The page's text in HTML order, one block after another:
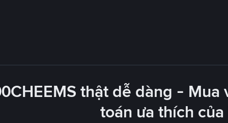
thật dễ dàng -
toán ưa thích của